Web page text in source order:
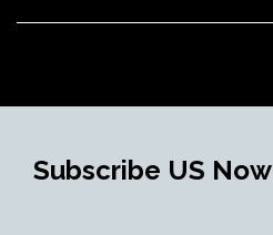
Subscribe US Now